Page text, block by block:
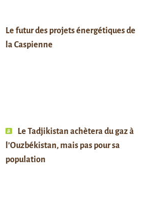
Le futur des projets énergétiques de
la Caspienne
Le Tadjikistan achètera du gaz à
l’Ouzbékistan, mais pas pour sa
population